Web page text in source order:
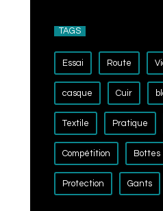
TAGS
Essai Route
casque Cuir
Textile Pratique
Compétition Bottes
Protection Gants